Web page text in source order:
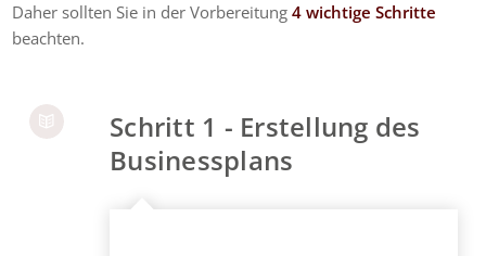
Daher sollten Sie in der Vorbereitung4 wichtige Schritte
beachten.
Schritt 1 - Erstellung des
Businessplans